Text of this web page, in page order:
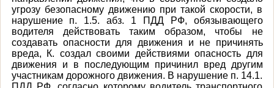
угрозу безопасному движению при такой скорости, в
нарушение п. 1.5. абз. 1 ПДД РФ, обязывающего
водителя действовать таким образом, чтобы не
создавать опасности для движения и не причинять
вреда, К. создал своими действиями опасность для
движения и в последующим причинил вред другим
участникам дорожного движения. В нарушение п. 14.1.